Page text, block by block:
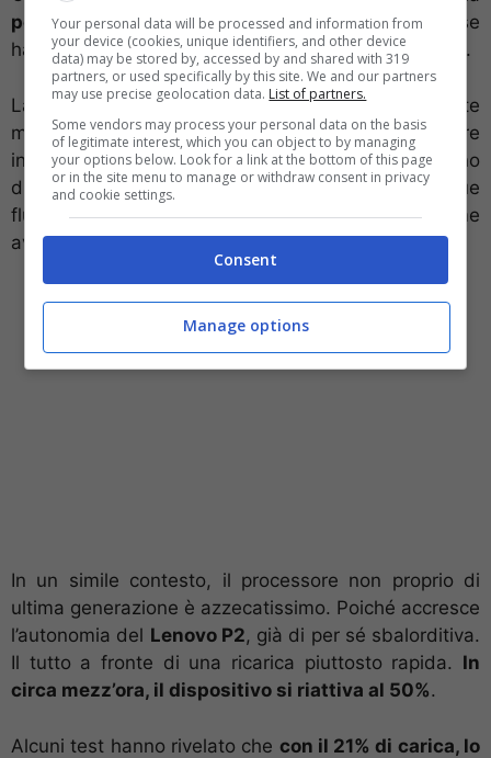
potentissima batteria da 5.100 mAh, la casa cinese
ha optato per una scelta software molto intelligente.
La personalizzazione Android è infatti veramente
minima. Vi sono pochissime applicazioni pre
installate. E parecchie, per giunta, sono
disinstallabili. Lo smartphone lavora dunque
fluidamente e, di default, pesa poco. Un po’ come
avviene sui Nexus.
In un simile contesto, il processore non proprio di
ultima generazione è azzecatissimo. Poiché accresce
l’autonomia del Lenovo P2, già di per sé sbalorditiva.
Il tutto a fronte di una ricarica piuttosto rapida. In
circa mezz’ora, il dispositivo si riattiva al 50%.
Alcuni test hanno rivelato che con il 21% di carica, lo
Your personal data will be processed and information from
your device (cookies, unique identifiers, and other device
data) may be stored by, accessed by and shared with 319
partners, or used specifically by this site. We and our partners
may use precise geolocation data. List of partners.
Some vendors may process your personal data on the basis
of legitimate interest, which you can object to by managing
your options below. Look for a link at the bottom of this page
or in the site menu to manage or withdraw consent in privacy
and cookie settings.
Consent
Manage options